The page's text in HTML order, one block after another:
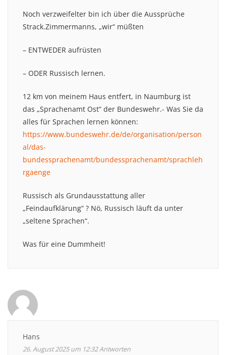
Noch verzweifelter bin ich über die Aussprüche
Strack.Zimmermanns, „wir“ müßten
– ENTWEDER aufrüsten
– ODER Russisch lernen.
12 km von meinem Haus entfert, in Naumburg ist
das „Sprachenamt Ost“ der Bundeswehr.- Was Sie da
alles für Sprachen lernen können:
https://www.bundeswehr.de/de/organisation/person
al/das-
bundessprachenamt/bundessprachenamt/sprachleh
rgaenge
Russisch als Grundausstattung aller
„Feindaufklärung“ ? Nö, Russisch läuft da unter
„seltene Sprachen“.
Was für eine Dummheit!
Hans
26. August 2025 um 12:32Antworten